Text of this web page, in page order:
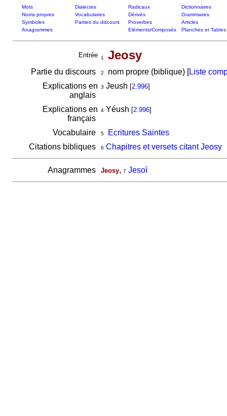
Mots Dialectes Radicaux
Dictionnaires
Noms propres
Vocabulaires Dérivés
Grammaires
Symboles
Parties du discours Proverbes
Articles
Anagrammes
Eléments/Composés Planches et Tables
Entrée 1 Jeosy
Partie du discours 2 nom propre (biblique) [Liste
Explications en
anglais
3 Jeush [2.996]
Explications en
français
4Yéush [2.996]
Vocabulaire 5
Ecritures Saintes
Citations bibliques
6 Chapitres et versets citant Jeosy
Anagrammes Jeosy, 7 Jesoì